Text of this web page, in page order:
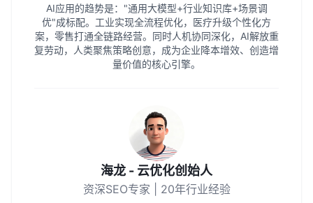
AI应用的趋势是："通用大模型+行业知识库+场景调
优"成标配。工业实现全流程优化，医疗升级个性化方
案，零售打通全链路经营。同时人机协同深化，AI解放重
复劳动，人类聚焦策略创意，成为企业降本增效、创造增
量价值的核心引擎。
海龙 - 云优化创始人
资深SEO专家 | 20年行业经验